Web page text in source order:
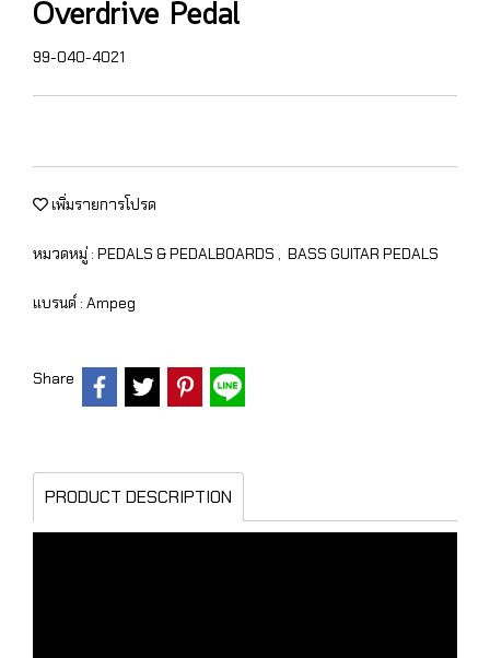
Overdrive Pedal
99-040-4021
เพิ่มรายการโปรด
หมวดหมู่ : PEDALS & PEDALBOARDS , BASS GUITAR PEDALS
แบรนด์ : Ampeg
Share
PRODUCT DESCRIPTION